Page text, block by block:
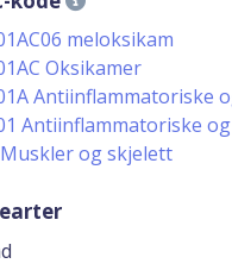
meloksikam
Oksikamer
Antiinflammatoriske
Antiinflammatoriske
og skjelett